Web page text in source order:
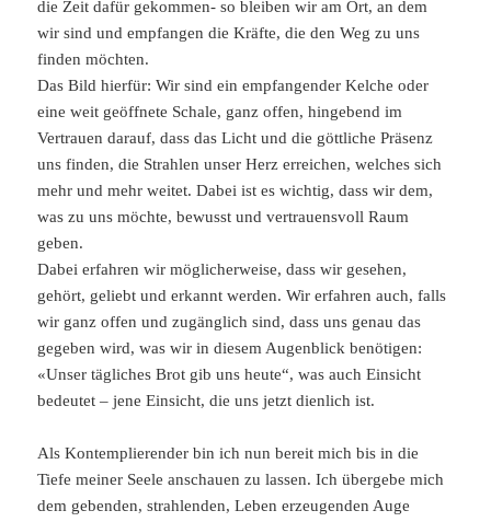
die Zeit dafür gekommen- so bleiben wir am Ort, an dem
wir sind und empfangen die Kräfte, die den Weg zu uns
finden möchten.
Das Bild hierfür: Wir sind ein empfangender Kelche oder
eine weit geöffnete Schale, ganz offen, hingebend im
Vertrauen darauf, dass das Licht und die göttliche Präsenz
uns finden, die Strahlen unser Herz erreichen, welches sich
mehr und mehr weitet. Dabei ist es wichtig, dass wir dem,
was zu uns möchte, bewusst und vertrauensvoll Raum
geben.
Dabei erfahren wir möglicherweise, dass wir gesehen,
gehört, geliebt und erkannt werden. Wir erfahren auch, falls
wir ganz offen und zugänglich sind, dass uns genau das
gegeben wird, was wir in diesem Augenblick benötigen:
«Unser tägliches Brot gib uns heute“, was auch Einsicht
bedeutet – jene Einsicht, die uns jetzt dienlich ist.
Als Kontemplierender bin ich nun bereit mich bis in die
Tiefe meiner Seele anschauen zu lassen. Ich übergebe mich
dem gebenden, strahlenden, Leben erzeugenden Auge